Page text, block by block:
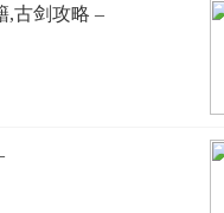
,古剑攻略 –